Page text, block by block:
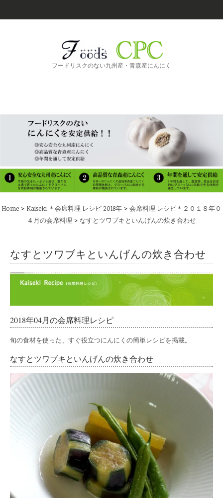
フードリスクのない九州産・青森産にんにく
Home > Kaiseki ＊会席料理 レシピ 2018年 > 会席料理 レシピ＊２０１８年０
４月の会席料理 > なすとツワブキといんげんの炊き合わせ
なすとツワブキといんげんの炊き合わせ
2018年04月の会席料理レシピ
旬の食材を使った、すぐ役立つにんにくの簡単レシピを掲載。
なすとツワブキといんげんの炊き合わせ